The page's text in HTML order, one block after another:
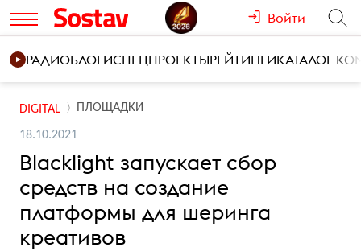
Войти
РАДИОБЛОГИСПЕЦПРОЕКТЫРЕЙТИНГИКАТАЛОГ
DIGITAL ПЛОЩАДКИ
18.10.2021
Blacklight запускает сбор
средств на создание
платформы для шеринга
креативов